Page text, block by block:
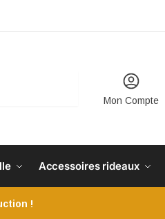
Mon Compte
Accessoires rideaux
!